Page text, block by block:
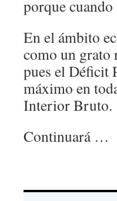
porque cuando
En el ámbito
como un grato
pues el Déficit
máximo en
Interior Bruto.
Continuará …